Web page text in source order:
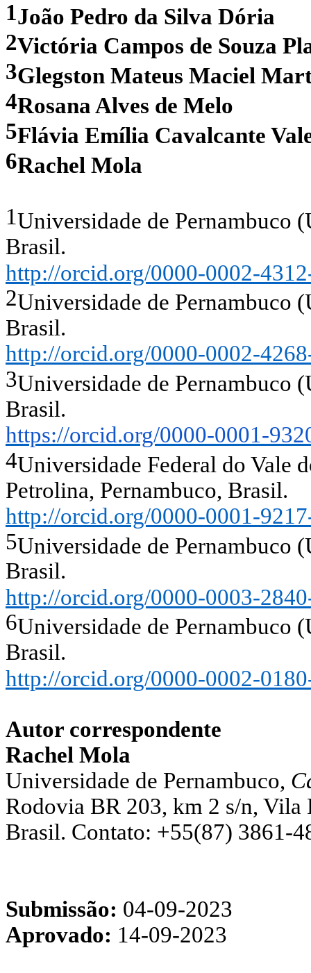
1João Pedro da Silva Dória
2Victória Campos de Souza
3Glegston Mateus Maciel
4Rosana Alves de Melo
5Flávia Emília Cavalcante
6Rachel Mola
1Universidade de Pernambuco
Brasil.
http://orcid.org/0000-0002-
2Universidade de Pernambuco
Brasil.
http://orcid.org/0000-0002-
3Universidade de Pernambuco
Brasil.
https://orcid.org/0000-0001-
4Universidade Federal do Vale
Petrolina, Pernambuco, Brasil.
http://orcid.org/0000-0001-
5Universidade de Pernambuco
Brasil.
http://orcid.org/0000-0003-
6Universidade de Pernambuco
Brasil.
http://orcid.org/0000-0002-
Autor correspondente
Rachel Mola
Universidade de Pernambuco,
Rodovia BR 203, km 2 s/n, Vila
Brasil. Contato: +55(87) 3861-
Submissão: 04-09-2023
Aprovado: 14-09-2023